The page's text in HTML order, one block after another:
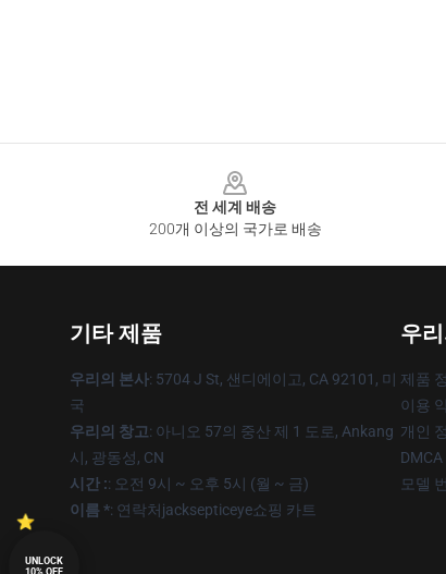
전 세계 배송
200개 이상의 국가로 배송
기타 제품
우리의 본사: 5704 J St, 샌디에이고, CA 92101, 미
국
우리의 창고: 아니오 57의 중산 제 1 도로, Ankang
시, 광동성, CN
시간 :: 오전 9시 ~ 오후 5시 (월 ~ 금)
이름 *: 연락처jacksepticeye쇼핑 카트
우
제품
이용
개인
모델
UNLOCK
10% OFF